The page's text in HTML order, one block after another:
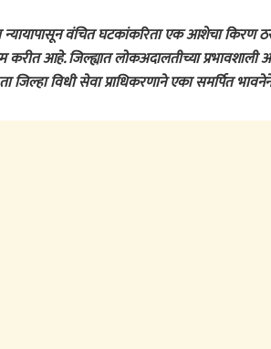
वंचित घटकांकरिता एक आशेचा किरण
करीत आहे. जिल्ह्यात लोकअदालतीच्या प्रभावशाली
जिल्हा विधी सेवा प्राधिकरणाने एका समर्पित